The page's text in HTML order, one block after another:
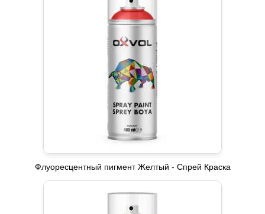
Флуоресцентный пигмент Желтый - Спрей Краска